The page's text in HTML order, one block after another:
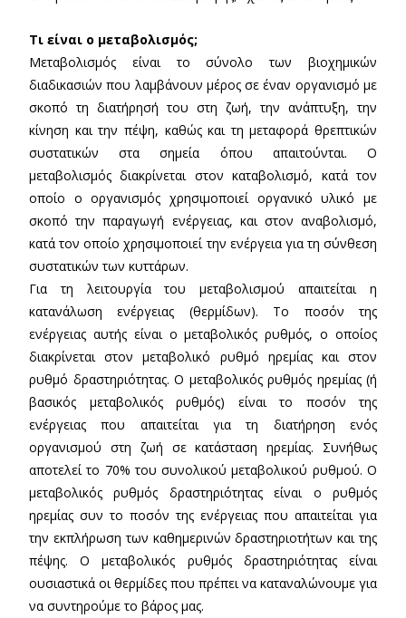
Τι είναι ο μεταβολισμός;
Μεταβολισμός είναι το σύνολο των βιοχημικών
διαδικασιών που λαμβάνουν μέρος σε έναν οργανισμό με
σκοπό τη διατήρησή του στη ζωή, την ανάπτυξη, την
κίνηση και την πέψη, καθώς και τη μεταφορά θρεπτικών
συστατικών στα σημεία όπου απαιτούνται. Ο
μεταβολισμός διακρίνεται στον καταβολισμό, κατά τον
οποίο ο οργανισμός χρησιμοποιεί οργανικό υλικό με
σκοπό την παραγωγή ενέργειας, και στον αναβολισμό,
κατά τον οποίο χρησιμοποιεί την ενέργεια για τη σύνθεση
συστατικών των κυττάρων.
Για τη λειτουργία του μεταβολισμού απαιτείται η
κατανάλωση ενέργειας (θερμίδων). Το ποσόν της
ενέργειας αυτής είναι ο μεταβολικός ρυθμός, ο οποίος
διακρίνεται στον μεταβολικό ρυθμό ηρεμίας και στον
ρυθμό δραστηριότητας. Ο μεταβολικός ρυθμός ηρεμίας (ή
βασικός μεταβολικός ρυθμός) είναι το ποσόν της
ενέργειας που απαιτείται για τη διατήρηση ενός
οργανισμού στη ζωή σε κατάσταση ηρεμίας. Συνήθως
αποτελεί το 70% του συνολικού μεταβολικού ρυθμού. Ο
μεταβολικός ρυθμός δραστηριότητας είναι ο ρυθμός
ηρεμίας συν το ποσόν της ενέργειας που απαιτείται για
την εκπλήρωση των καθημερινών δραστηριοτήτων και της
πέψης. Ο μεταβολικός ρυθμός δραστηριότητας είναι
ουσιαστικά οι θερμίδες που πρέπει να καταναλώνουμε για
να συντηρούμε το βάρος μας.